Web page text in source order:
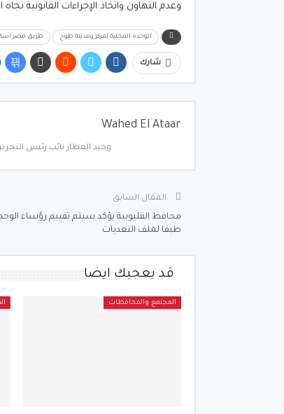
وعدم التهاون واتخاذ الإجراءات القانونية تجاه
الوحدة المحلية لمركز ومدينة طوخ طريق مصر
شارك
Wahed El Ataar
وحيد العطار نائب رئيس
المقال السابق
محافظ القليوبية يؤكد سيتم تقييم رؤساء
طبقا لملف التعديات
قد يعجبك ايضا
المجتمع والمحافظات